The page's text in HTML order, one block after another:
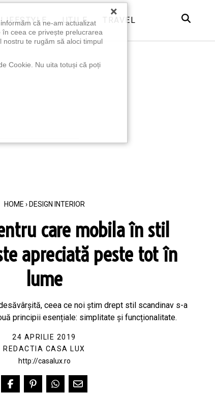
LIFESTYLE UTILE TRAVEL
HOME › DESIGN INTERIOR
care mobila în stil
apreciată peste tot în
lume
ceea ce noi știm drept stil scandinav s-a
principii esențiale: simplitate și funcționalitate.
24 APRILIE 2019
REDACTIA CASA LUX
http://casalux.ro
×
că ne-am actualizat
ceea ce privește prelucrarea
nostru te rugăm să aloci timpul
Cookie. Nu uita totuși că poți